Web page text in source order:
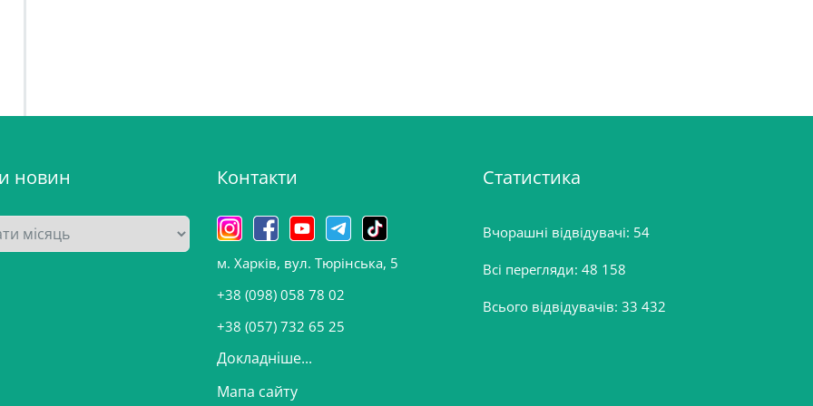
новин Контакти
м. Харків, вул. Тюрінська, 5
+38 (098) 058 78 02
+38 (057) 732 65 25
Докладніше...
Мапа сайту
Статистика
Вчорашні відвідувачі: 54
Всі перегляди: 48 158
Всього відвідувачів: 33 432